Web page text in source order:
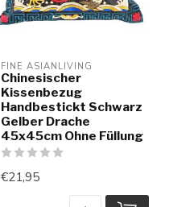
FINE ASIANLIVING
Chinesischer
Kissenbezug
Handbestickt Schwarz
Gelber Drache
45x45cm Ohne Füllung
€21,95